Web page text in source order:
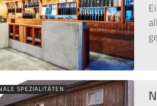
SPEZIALITÄTEN